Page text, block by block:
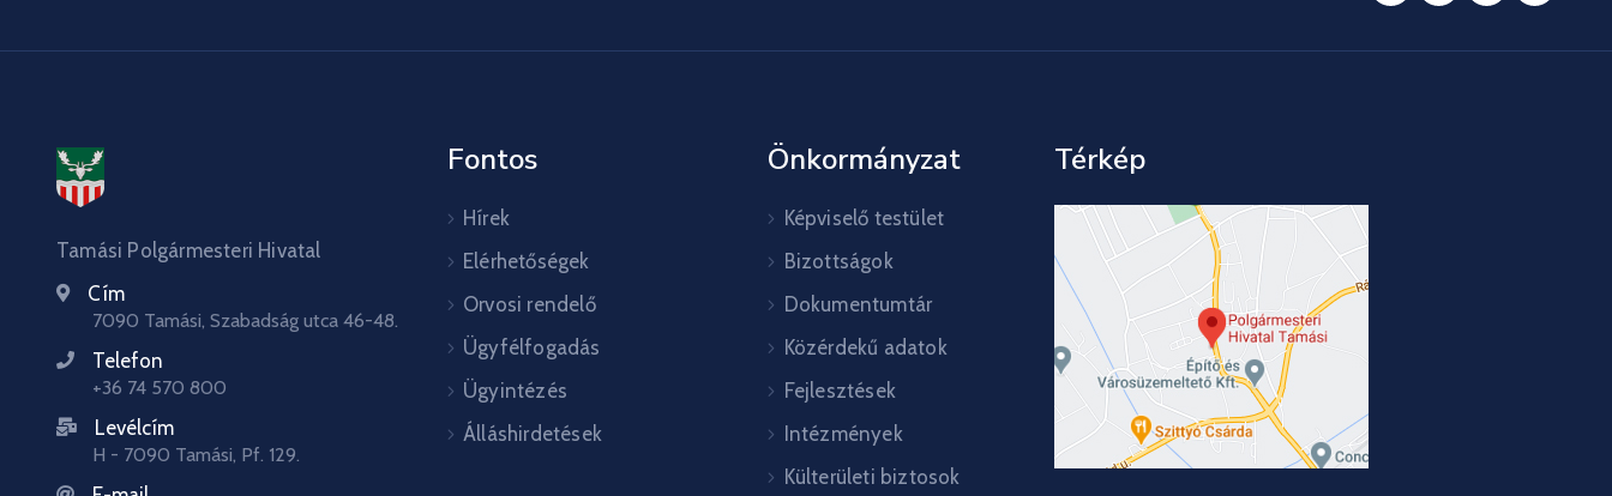
Tamási Polgármesteri Hivatal
Cím
7090 Tamási, Szabadság utca 46-48.
Telefon
+36 74 570 800
Levélcím
H - 7090 Tamási, Pf. 129.
Fontos
Hírek
Elérhetőségek
Orvosi rendelő
Ügyfélfogadás
Ügyintézés
Álláshirdetések
Önkormányzat
Képviselő testület
Bizottságok
Dokumentumtár
Közérdekű adatok
Fejlesztések
Intézmények
Külterületi biztosok
Térkép